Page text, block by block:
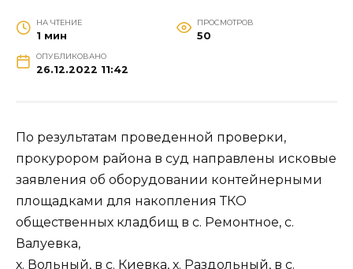
НА ЧТЕНИЕ
1 мин
ПРОСМОТРОВ
50
ОПУБЛИКОВАНО
26.12.2022 11:42
По результатам проведенной проверки,
прокурором района в суд направлены исковые
заявления об оборудовании контейнерными
площадками для накопления ТКО
общественных кладбищ в с. Ремонтное, с.
Валуевка,
х. Вольный, в с. Киевка, х. Раздольный, в с.